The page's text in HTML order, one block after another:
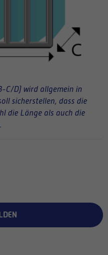
C/D) wird allgemein in
sicherstellen, dass die
die Länge als auch die